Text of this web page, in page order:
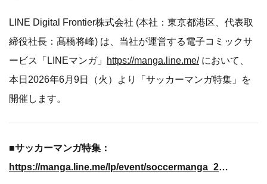
LINE Digital Frontier株式会社 (本社：東京都港区、代表取
締役社長：髙橋将峰) は、当社が運営する電子コミックサ
ービス「LINEマンガ」
https://manga.line.me/ において、
本日2026年6月9日（火）より「サッカーマンガ特集」を
開催します。
■サッカーマンガ特集：
https://manga.line.me/lp/event/soccermanga_202606